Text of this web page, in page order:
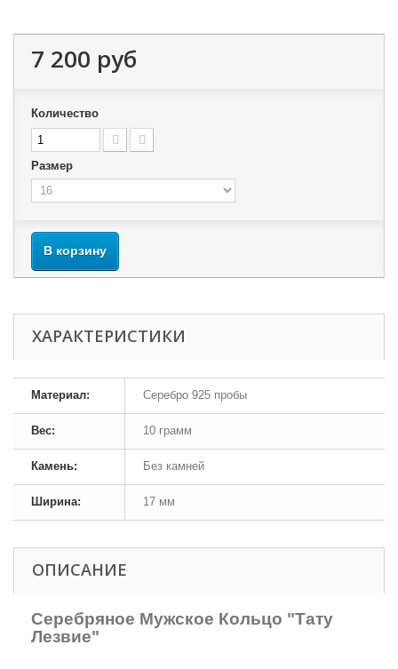
7 200 руб
Количество
Размер
В корзину
ХАРАКТЕРИСТИКИ
Материал: Серебро 925 пробы
Вес: 10 грамм
Камень: Без камней
Ширина: 17 мм
ОПИСАНИЕ
Серебряное Мужское Кольцо "Тату
Лезвие"